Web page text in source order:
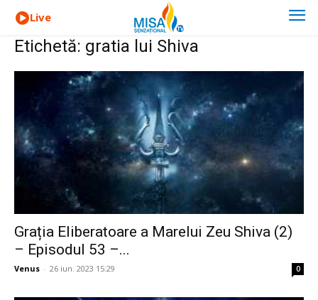
Live
Etichetă: gratia lui Shiva
Grația Eliberatoare a Marelui Zeu Shiva (2)
– Episodul 53 –...
Venus - 26 iun. 2023 15:29 0